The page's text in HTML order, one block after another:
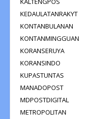
KEDAULATANRAKYT
KONTANBULANAN
KONTANMINGGUAN
KORANSERUYA
KORANSINDO
KUPASTUNTAS
MANADOPOST
MDPOSTDIGITAL
METROPOLITAN